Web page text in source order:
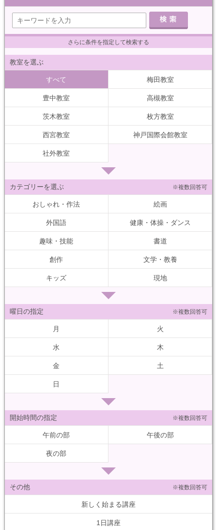
さらに条件を指定して検索する
教室を選ぶ
すべて 梅田教室
豊中教室 高槻教室
茨木教室 枚方教室
西宮教室 神戸国際会館教室
社外教室
カテゴリーを選ぶ ※複数回答可
おしゃれ・作法 絵画
外国語 健康・体操・ダンス
趣味・技能 書道
創作 文学・教養
キッズ 現地
曜日の指定 ※複数回答可
月 火
水 木
金 土
日
開始時間の指定 ※複数回答可
午前の部 午後の部
夜の部
その他 ※複数回答可
新しく始まる講座
1日講座